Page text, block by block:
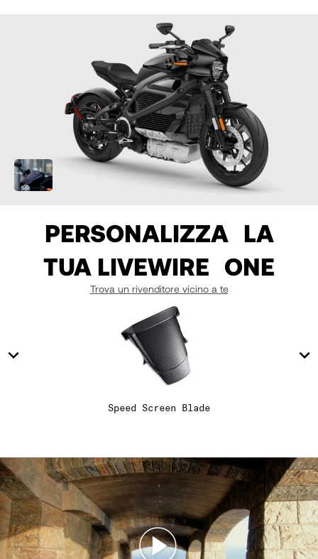
09
10
11
12
17
18
07
08
09
10
11
12
13
14
15
16
17
18
09
10
11
12
PERSONALIZZA LA
TUA LIVEWIRE ONE
Trova un rivenditore vicino a te
Speed Screen Blade